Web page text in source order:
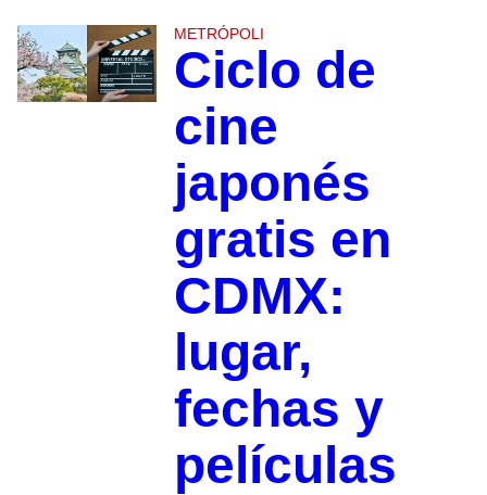
METRÓPOLI
Ciclo de
cine
japonés
gratis en
CDMX:
lugar,
fechas y
películas